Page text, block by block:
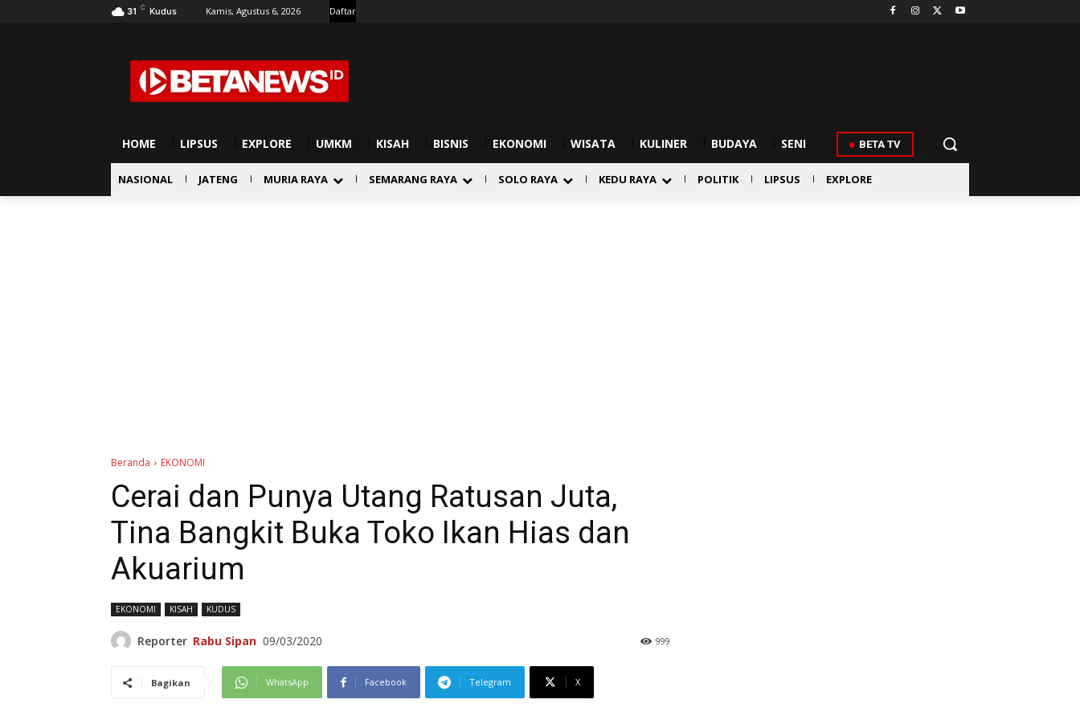
31 C Kudus Kamis, Agustus 6, 2026 Daftar
HOME LIPSUS EXPLORE UMKM KISAH BISNIS EKONOMI WISATA KULINER BUDAYA SENI BETA TV
NASIONAL JATENG MURIA RAYA SEMARANG RAYA SOLO RAYA KEDU RAYA POLITIK LIPSUS EXPLORE
Beranda EKONOMI
Cerai dan Punya Utang Ratusan Juta,
Tina Bangkit Buka Toko Ikan Hias dan
Akuarium
EKONOMI KISAH KUDUS
Reporter Rabu Sipan 09/03/2020 999
Bagikan WhatsApp Facebook Telegram X